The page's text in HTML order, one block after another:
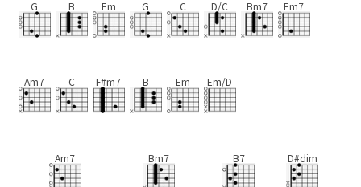
G B Em G C D/C Bm7 Em7
Am7 C F#m7 B Em Em/D
Am7 Bm7 B7 D#dim